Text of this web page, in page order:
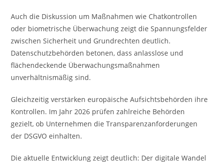
Auch die Diskussion um Maßnahmen wie Chatkontrollen
oder biometrische Überwachung zeigt die Spannungsfelder
zwischen Sicherheit und Grundrechten deutlich.
Datenschutzbehörden betonen, dass anlasslose und
flächendeckende Überwachungsmaßnahmen
unverhältnismäßig sind.
Gleichzeitig verstärken europäische Aufsichtsbehörden ihre
Kontrollen. Im Jahr 2026 prüfen zahlreiche Behörden
gezielt, ob Unternehmen die Transparenzanforderungen
der DSGVO einhalten.
Die aktuelle Entwicklung zeigt deutlich: Der digitale Wandel